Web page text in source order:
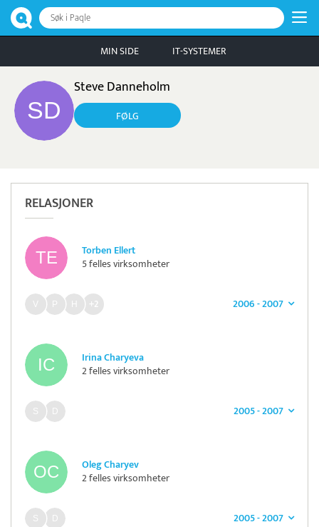
Søk i Paqle
MIN SIDE IT-SYSTEMER
Steve Danneholm
FØLG
RELASJONER
Torben Ellert
5 felles virksomheter
2006 - 2007
+2
Irina Charyeva
2 felles virksomheter
2005 - 2007
Oleg Charyev
2 felles virksomheter
2005 - 2007